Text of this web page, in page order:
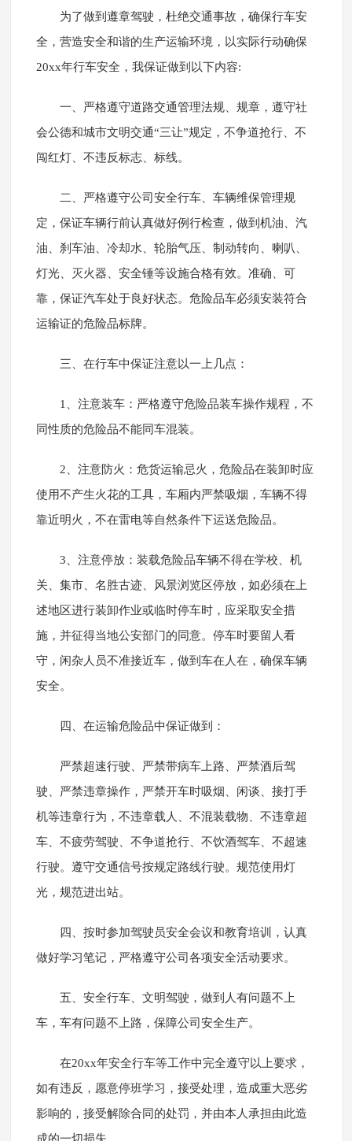
为了做到遵章驾驶，杜绝交通事故，确保行车安
全，营造安全和谐的生产运输环境，以实际行动确保
20xx年行车安全，我保证做到以下内容:
一、严格遵守道路交通管理法规、规章，遵守社
会公德和城市文明交通“三让”规定，不争道抢行、不
闯红灯、不违反标志、标线。
二、严格遵守公司安全行车、车辆维保管理规
定，保证车辆行前认真做好例行检查，做到机油、汽
油、刹车油、冷却水、轮胎气压、制动转向、喇叭、
灯光、灭火器、安全锤等设施合格有效。准确、可
靠，保证汽车处于良好状态。危险品车必须安装符合
运输证的危险品标牌。
三、在行车中保证注意以一上几点：
1、注意装车：严格遵守危险品装车操作规程，不
同性质的危险品不能同车混装。
2、注意防火：危货运输忌火，危险品在装卸时应
使用不产生火花的工具，车厢内严禁吸烟，车辆不得
靠近明火，不在雷电等自然条件下运送危险品。
3、注意停放：装载危险品车辆不得在学校、机
关、集市、名胜古迹、风景浏览区停放，如必须在上
述地区进行装卸作业或临时停车时，应采取安全措
施，并征得当地公安部门的同意。停车时要留人看
守，闲杂人员不准接近车，做到车在人在，确保车辆
安全。
四、在运输危险品中保证做到：
严禁超速行驶、严禁带病车上路、严禁酒后驾
驶、严禁违章操作，严禁开车时吸烟、闲谈、接打手
机等违章行为，不违章载人、不混装载物、不违章超
车、不疲劳驾驶、不争道抢行、不饮酒驾车、不超速
行驶。遵守交通信号按规定路线行驶。规范使用灯
光，规范进出站。
四、按时参加驾驶员安全会议和教育培训，认真
做好学习笔记，严格遵守公司各项安全活动要求。
五、安全行车、文明驾驶，做到人有问题不上
车，车有问题不上路，保障公司安全生产。
在20xx年安全行车等工作中完全遵守以上要求，
如有违反，愿意停班学习，接受处理，造成重大恶劣
影响的，接受解除合同的处罚，并由本人承担由此造